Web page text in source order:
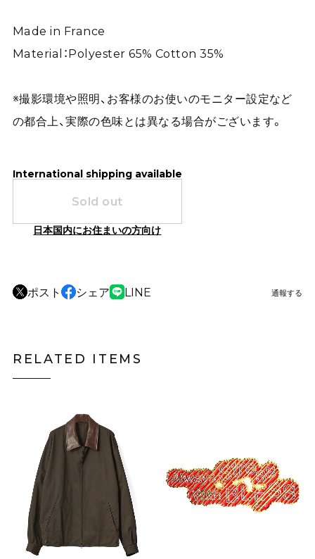
Made in France
Material：Polyester 65% Cotton 35%
※撮影環境や照明、お客様のお使いのモニター設定など
の都合上、実際の色味とは異なる場合がございます。
International shipping available
Sold out
日本国内にお住まいの方向け
ポスト シェア LINE 通報する
RELATED ITEMS